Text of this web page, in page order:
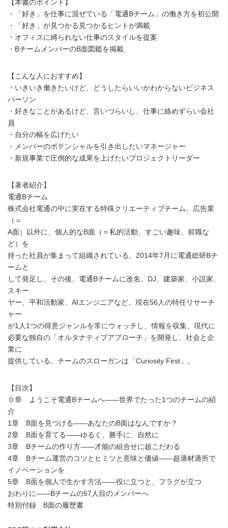
【本書のポイント】
・「好き」を仕事に混ぜている「電通Bチーム」の働き方を初公開
・「好き」が見つかる見つかるヒントが満載
・オフィスに縛られない仕事のスタイルを提案
・BチームメンバーのB面図鑑を掲載
【こんな人におすすめ】
・いきいき働きたいけど、どうしたらいいかわからないビジネス
パーソン
・好きなことがあるけど、言いづらいし、仕事に絡めずらい会社
員
・自分の幅を広げたい
・メンバーのポテンシャルを引き出したいマネージャー
・新規事業で圧倒的な成果を上げたいプロジェクトリーダー
【著者紹介】
電通Bチーム
株式会社電通の中に実在する特殊クリエーティブチーム。広告業
（＝
A面）以外に、個人的なB面（＝私的活動、すごい趣味、前職な
ど）を
持った社員が集まって組織されている。2014年7月に電通総研Bチ
ームと
して発足し、その後、電通Bチームに改名。DJ、建築家、小説家、
スキー
ヤー、平和活動家、AIエンジニアなど、現在56人の特任リサーチ
ャー
が1人1つの得意ジャンルを常にウォッチし、情報を収集、現代に
必要な独自の「オルタナティブアプローチ」を開発し、社会と企
業に
提供している。チームのスローガンは「Curiosity First」。
【目次】
０章 ようこそ電通Bチームへ――世界でたった1つのチームの紹
介
1章 B面を見つける――あなたのB面はなんですか？
2章 B面を育てる――ゆるく、勝手に、自然に
3章 Bチームの作り方――才能の組合せに超こだわる
4章 Bチーム運営のコツとヒミツと意味と価値――超適材適所で
イノベーションを
5章 B面を個人で生かす方法――役に立つと、フラグが立つ
おわりに――Bチームの57人目のメンバーへ
特別付録 B面の履歴書